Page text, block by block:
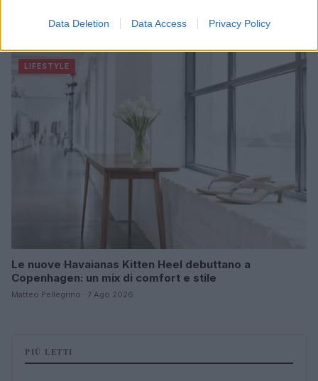
Data Deletion Data Access Privacy Policy
Bard e gli eventi imperdibili in Italia
LIFESTYLE
Le nuove Havaianas Kitten Heel debuttano a
Copenhagen: un mix di comfort e stile
Matteo Pellegrino · 7 Ago 2026
PIÙ LETTI